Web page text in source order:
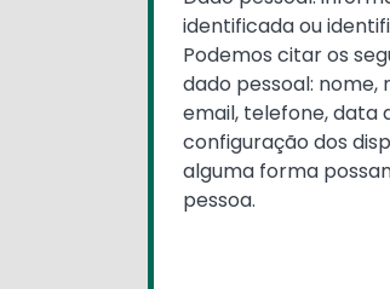
identificada ou
Podemos citar os
dado pessoal: nome,
email, telefone, data
configuração dos
alguma forma
pessoa.